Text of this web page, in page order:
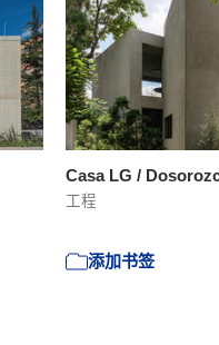
Casa LG /
工程
添加书签